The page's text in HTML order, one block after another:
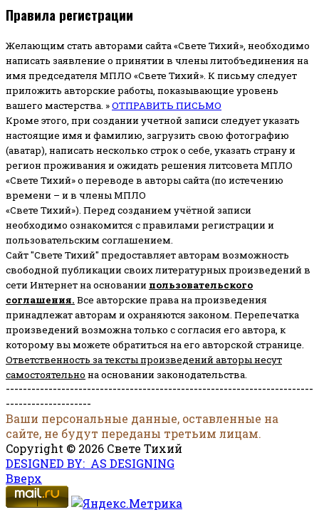
Правила регистрации
Желающим стать авторами сайта «Свете Тихий», необходимо
написать заявление о принятии в члены литобъединения на
имя председателя МПЛО «Свете Тихий». К письму следует
приложить авторские работы, показывающие уровень
вашего мастерства. »ОТПРАВИТЬ ПИСЬМО
Кроме этого, при создании учетной записи следует указать
настоящие имя и фамилию, загрузить свою фотографию
(аватар), написать несколько строк о себе, указать страну и
регион проживания и ожидать решения литсовета МПЛО
«Свете Тихий» о переводе в авторы сайта (по истечению
времени – и в члены МПЛО
«Свете Тихий»). Перед созданием учётной записи
необходимо ознакомится с правилами регистрации и
пользовательским соглашением.
Сайт "Свете Тихий" предоставляет авторам возможность
свободной публикации своих литературных произведений в
сети Интернет на основании пользовательского
соглашения. Все авторские права на произведения
принадлежат авторам и охраняются законом. Перепечатка
произведений возможна только с согласия его автора, к
которому вы можете обратиться на его авторской странице.
Ответственность за тексты произведений авторы несут
самостоятельно на основании законодательства.
------------------------------------------------------------------------
--------------------
Ваши персональные данные, оставленные на
сайте, не будут переданы третьим лицам.
Copyright © 2026 Свете Тихий
DESIGNED BY: AS DESIGNING
Вверх